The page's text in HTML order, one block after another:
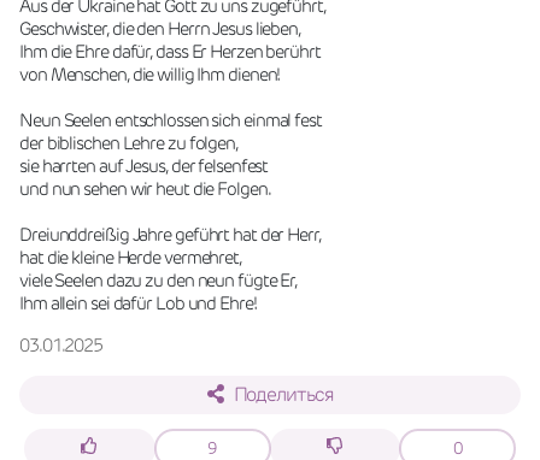
Aus der Ukraine hat Gott zu uns zugeführt,
Geschwister, die den Herrn Jesus lieben,
Ihm die Ehre dafür, dass Er Herzen berührt
von Menschen, die willig Ihm dienen!
Neun Seelen entschlossen sich einmal fest
der biblischen Lehre zu folgen,
sie harrten auf Jesus, der felsenfest
und nun sehen wir heut die Folgen.
Dreiunddreißig Jahre geführt hat der Herr,
hat die kleine Herde vermehret,
viele Seelen dazu zu den neun fügte Er,
Ihm allein sei dafür Lob und Ehre!
03.01.2025
Поделиться
9 0